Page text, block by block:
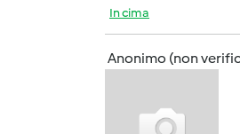
In cima
Anonimo (non